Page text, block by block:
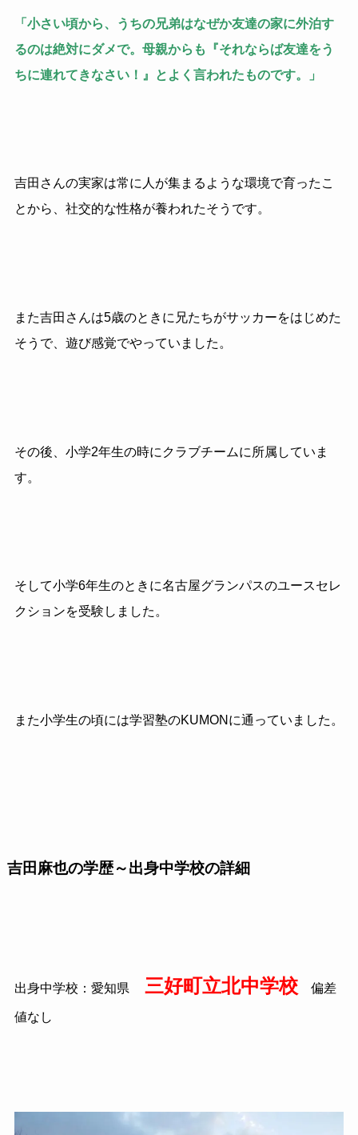
「小さい頃から、うちの兄弟はなぜか友達の家に外泊す
るのは絶対にダメで。母親からも『それならば友達をう
ちに連れてきなさい！』とよく言われたものです。」
吉田さんの実家は常に人が集まるような環境で育ったこ
とから、社交的な性格が養われたそうです。
また吉田さんは5歳のときに兄たちがサッカーをはじめた
そうで、遊び感覚でやっていました。
その後、小学2年生の時にクラブチームに所属していま
す。
そして小学6年生のときに名古屋グランパスのユースセレ
クションを受験しました。
また小学生の頃には学習塾のKUMONに通っていました。
吉田麻也の学歴～出身中学校の詳細
出身中学校：愛知県 三好町立北中学校偏差
値なし